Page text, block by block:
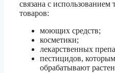
связана с использованием
товаров:
моющих средств;
косметики;
лекарственных
пестицидов,
обрабатывают